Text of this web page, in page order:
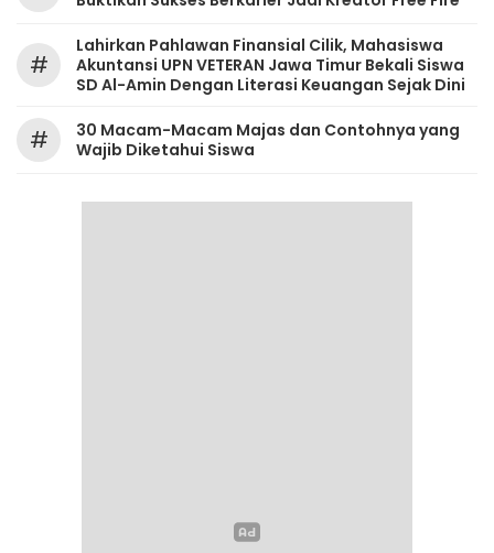
#
Lahirkan Pahlawan Finansial Cilik, Mahasiswa
Akuntansi UPN VETERAN Jawa Timur Bekali Siswa
SD Al-Amin Dengan Literasi Keuangan Sejak Dini
#
30 Macam-Macam Majas dan Contohnya yang
Wajib Diketahui Siswa